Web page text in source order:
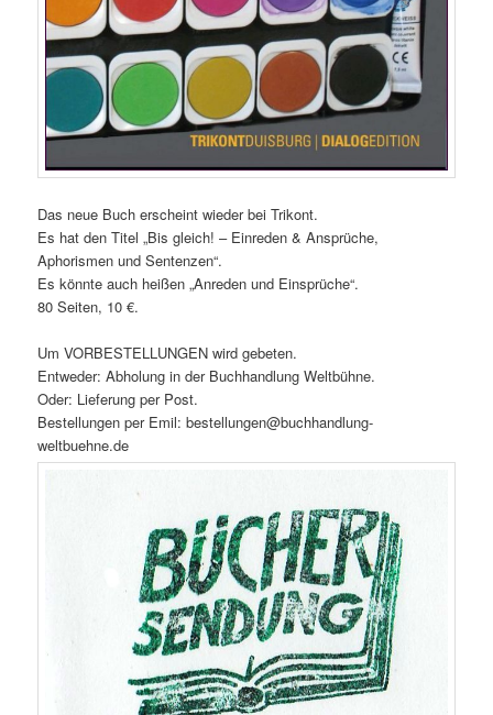
Das neue Buch erscheint wieder bei Trikont.
Es hat den Titel „Bis gleich! – Einreden & Ansprüche,
Aphorismen und Sentenzen“.
Es könnte auch heißen „Anreden und Einsprüche“.
80 Seiten, 10 €.
Um VORBESTELLUNGEN wird gebeten.
Entweder: Abholung in der Buchhandlung Weltbühne.
Oder: Lieferung per Post.
Bestellungen per Emil: bestellungen@buchhandlung-
weltbuehne.de